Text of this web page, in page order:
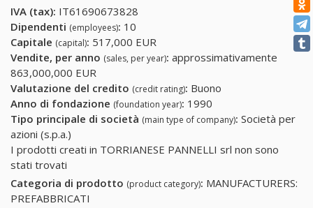
IVA (tax): IT61690673828
Dipendenti (employees): 10
Capitale (capital): 517,000 EUR
Vendite, per anno (sales, per year): approssimativamente
863,000,000 EUR
Valutazione del credito (credit rating): Buono
Anno di fondazione (foundation year): 1990
Tipo principale di società (main type of company): Società per
azioni (s.p.a.)
I prodotti creati in TORRIANESE PANNELLI srl non sono
stati trovati
Categoria di prodotto (product category): MANUFACTURERS:
PREFABBRICATI